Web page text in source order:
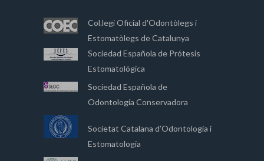
Col.legi Oficial d'Odontòlegs i
Estomatòlegs de Catalunya
Sociedad Española de Prótesis
Estomatológica
Sociedad Española de
Odontología Conservadora
Societat Catalana d’Odontologia i
Estomatologia